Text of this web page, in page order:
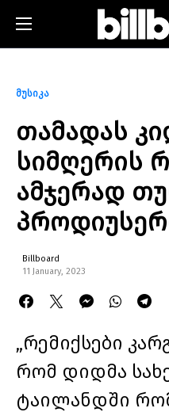
მუსიკა
თამადას
სიმღერის
ამჯერად
Billboard
11 January, 2023
„რემიქსები
რომ დიდმა
ტაილანდში